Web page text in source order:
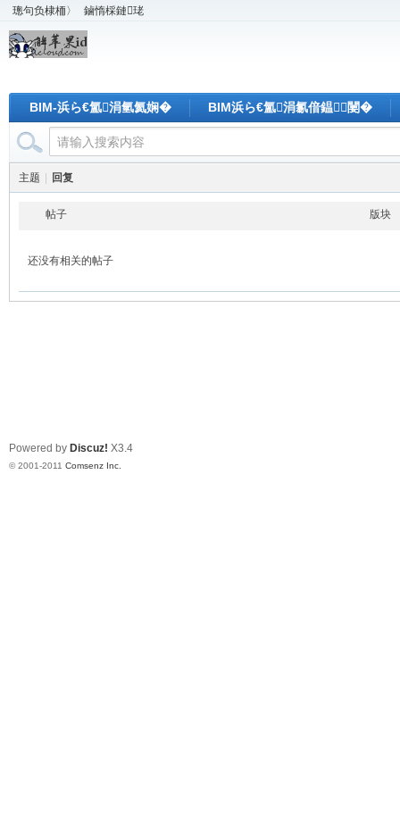
璁句负棣栭〉 鏀惰棌鏈珯
BIM-浜ら€氳涓氫氦娴� BIM浜ら€氳涓氱偣鎾闄�
主题 回复
帖子 版块
还没有相关的帖子
Powered by Discuz! X3.4
© 2001-2011 Comsenz Inc.